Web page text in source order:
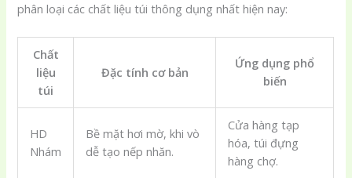
phân loại các chất liệu túi thông dụng nhất hiện nay:
Chất
liệu
túi
Đặc tính cơ bản
Ứng dụng phổ
biến
HD
Nhám
Bề mặt hơi mờ, khi vò
dễ tạo nếp nhăn.
Cửa hàng tạp
hóa, túi đựng
hàng chợ.